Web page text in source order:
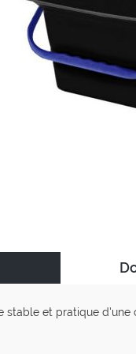
stable et pratique d'une